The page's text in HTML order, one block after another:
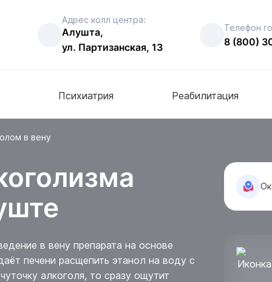
Адрес колл центра:
Алушта,
ул. Партизанская, 13
Телефон
8 (800)
Психиатрия Реабилитация
в вену
в вену препарата на основе
печени расщепить этанол на воду с
алкоголя, то сразу ощутит